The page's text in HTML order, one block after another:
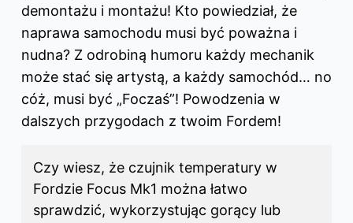
demontażu i montażu! Kto powiedział, że
naprawa samochodu musi być poważna i
nudna? Z odrobiną humoru każdy mechanik
może stać się artystą, a każdy samochód… no
cóż, musi być „Foczaś”! Powodzenia w
dalszych przygodach z twoim Fordem!
Czy wiesz, że czujnik temperatury w
Fordzie Focus Mk1 można łatwo
sprawdzić, wykorzystując gorący lub